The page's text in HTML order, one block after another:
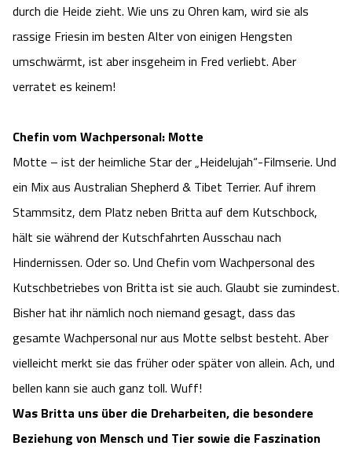
durch die Heide zieht. Wie uns zu Ohren kam, wird sie als
rassige Friesin im besten Alter von einigen Hengsten
umschwärmt, ist aber insgeheim in Fred verliebt. Aber
verratet es keinem!
Chefin vom Wachpersonal: Motte
Motte – ist der heimliche Star der „Heidelujah“-Filmserie. Und
ein Mix aus Australian Shepherd & Tibet Terrier. Auf ihrem
Stammsitz, dem Platz neben Britta auf dem Kutschbock,
hält sie während der Kutschfahrten Ausschau nach
Hindernissen. Oder so. Und Chefin vom Wachpersonal des
Kutschbetriebes von Britta ist sie auch. Glaubt sie zumindest.
Bisher hat ihr nämlich noch niemand gesagt, dass das
gesamte Wachpersonal nur aus Motte selbst besteht. Aber
vielleicht merkt sie das früher oder später von allein. Ach, und
bellen kann sie auch ganz toll. Wuff!
Was Britta uns über die Dreharbeiten, die besondere
Beziehung von Mensch und Tier sowie die Faszination